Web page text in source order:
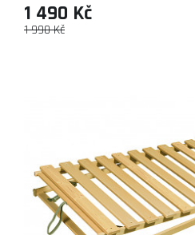
1 990 Kč
1 490 Kč